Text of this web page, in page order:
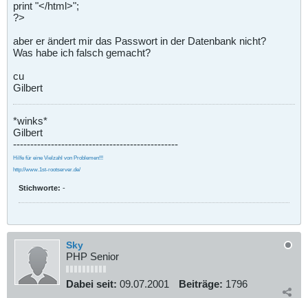
print "</html>";
?>
aber er ändert mir das Passwort in der Datenbank nicht?
Was habe ich falsch gemacht?
cu
Gilbert
*winks*
Gilbert
------------------------------------------------
Hilfe für eine Vielzahl von Problemen!!!
http://www.1st-rootserver.de/
Stichworte: -
Sky
PHP Senior
Dabei seit: 09.07.2001 Beiträge: 1796